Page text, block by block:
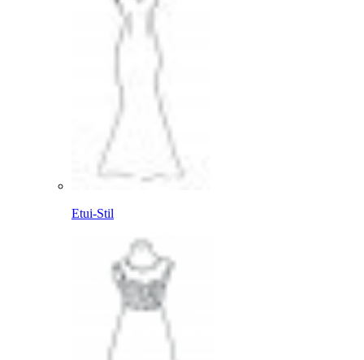
Etui-Stil